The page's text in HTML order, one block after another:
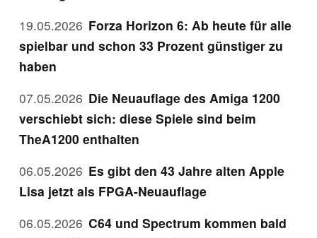
19.05.2026 Forza Horizon 6: Ab heute für alle
spielbar und schon 33 Prozent günstiger zu
haben
07.05.2026 Die Neuauflage des Amiga 1200
verschiebt sich: diese Spiele sind beim
TheA1200 enthalten
06.05.2026 Es gibt den 43 Jahre alten Apple
Lisa jetzt als FPGA-Neuauflage
06.05.2026 C64 und Spectrum kommen bald